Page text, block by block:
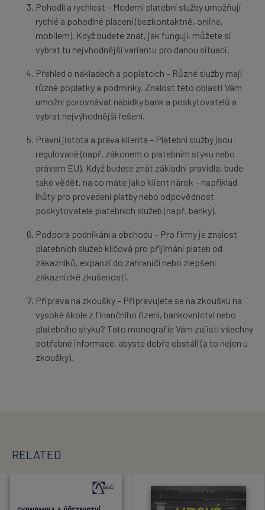
Pohodlí a rychlost – Moderní platební služby umožňují
rychlé a pohodlné placení (bezkontaktně, online,
mobilem). Když budete znát, jak fungují, můžete si
vybrat tu nejvhodnější variantu pro danou situaci.
Přehled o nákladech a poplatcích – Různé služby mají
různé poplatky a podmínky. Znalost této oblasti Vám
umožní porovnávat nabídky bank a poskytovatelů a
vybrat nejvýhodnější řešení.
Právní jistota a práva klienta – Platební služby jsou
regulované (např. zákonem o platebním styku nebo
právem EU). Když budete znát základní pravidla, bude
také vědět, na co máte jako klient nárok – například
lhůty pro provedení platby nebo odpovědnost
poskytovatele platebních služeb (např. banky).
Podpora podnikání a obchodu – Pro firmy je znalost
platebních služeb klíčová pro přijímání plateb od
zákazníků, expanzi do zahraničí nebo zlepšení
zákaznické zkušenosti.
Příprava na zkoušky – Připravujete se na zkoušku na
vysoké škole z finančního řízení, bankovnictví nebo
platebního styku? Tato monografie Vám zajistí všechny
potřebné informace, abyste dobře obstáli (a to nejen u
zkoušky).
RELATED